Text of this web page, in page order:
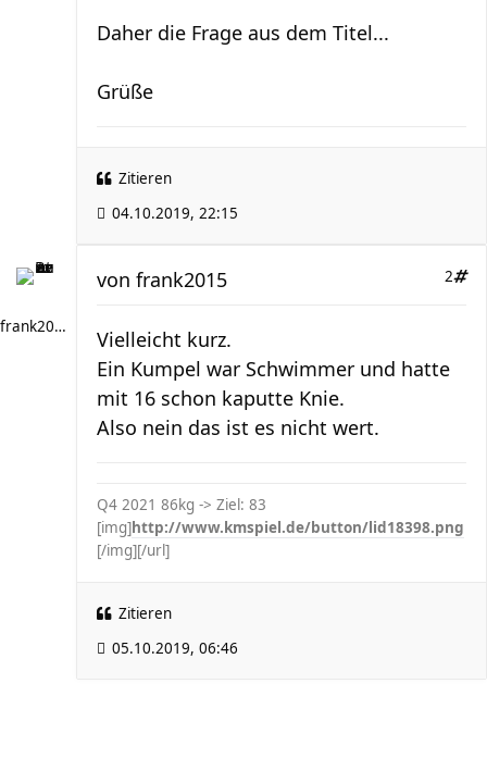
Daher die Frage aus dem Titel...
Grüße
Zitieren
04.10.2019, 22:15
frank2015
2
von frank2015
Vielleicht kurz.
Ein Kumpel war Schwimmer und hatte
mit 16 schon kaputte Knie.
Also nein das ist es nicht wert.
Q4 2021 86kg -> Ziel: 83
[img]http://www.kmspiel.de/button/lid18398.png
[/img][/url]
Zitieren
05.10.2019, 06:46